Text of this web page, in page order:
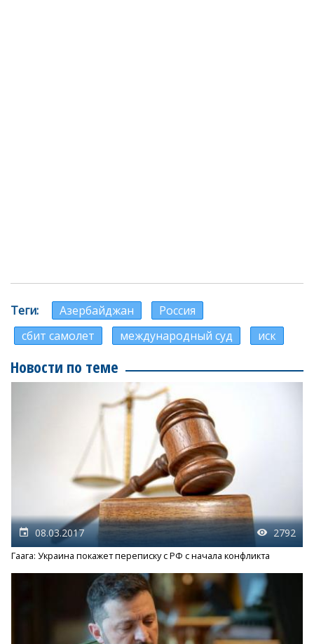
Теги Азербайджан
Россия
сбит самолет
международный суд иск
Новости по теме
08.03.2017 2792
Гаага: Украина покажет переписку с РФ с начала конфликта